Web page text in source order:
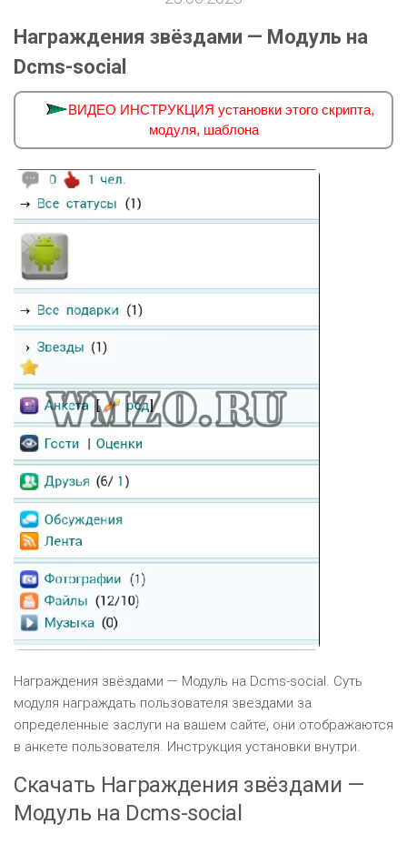
Награждения звёздами — Модуль на
Dcms-social
ВИДЕО ИНСТРУКЦИЯ установки этого скрипта,
модуля, шаблона
Награждения звёздами — Модуль на Dcms-social. Суть
модуля награждать пользователя звездами за
определенные заслуги на вашем сайте, они отображаются
в анкете пользователя. Инструкция установки внутри.
Скачать Награждения звёздами —
Модуль на Dcms-social